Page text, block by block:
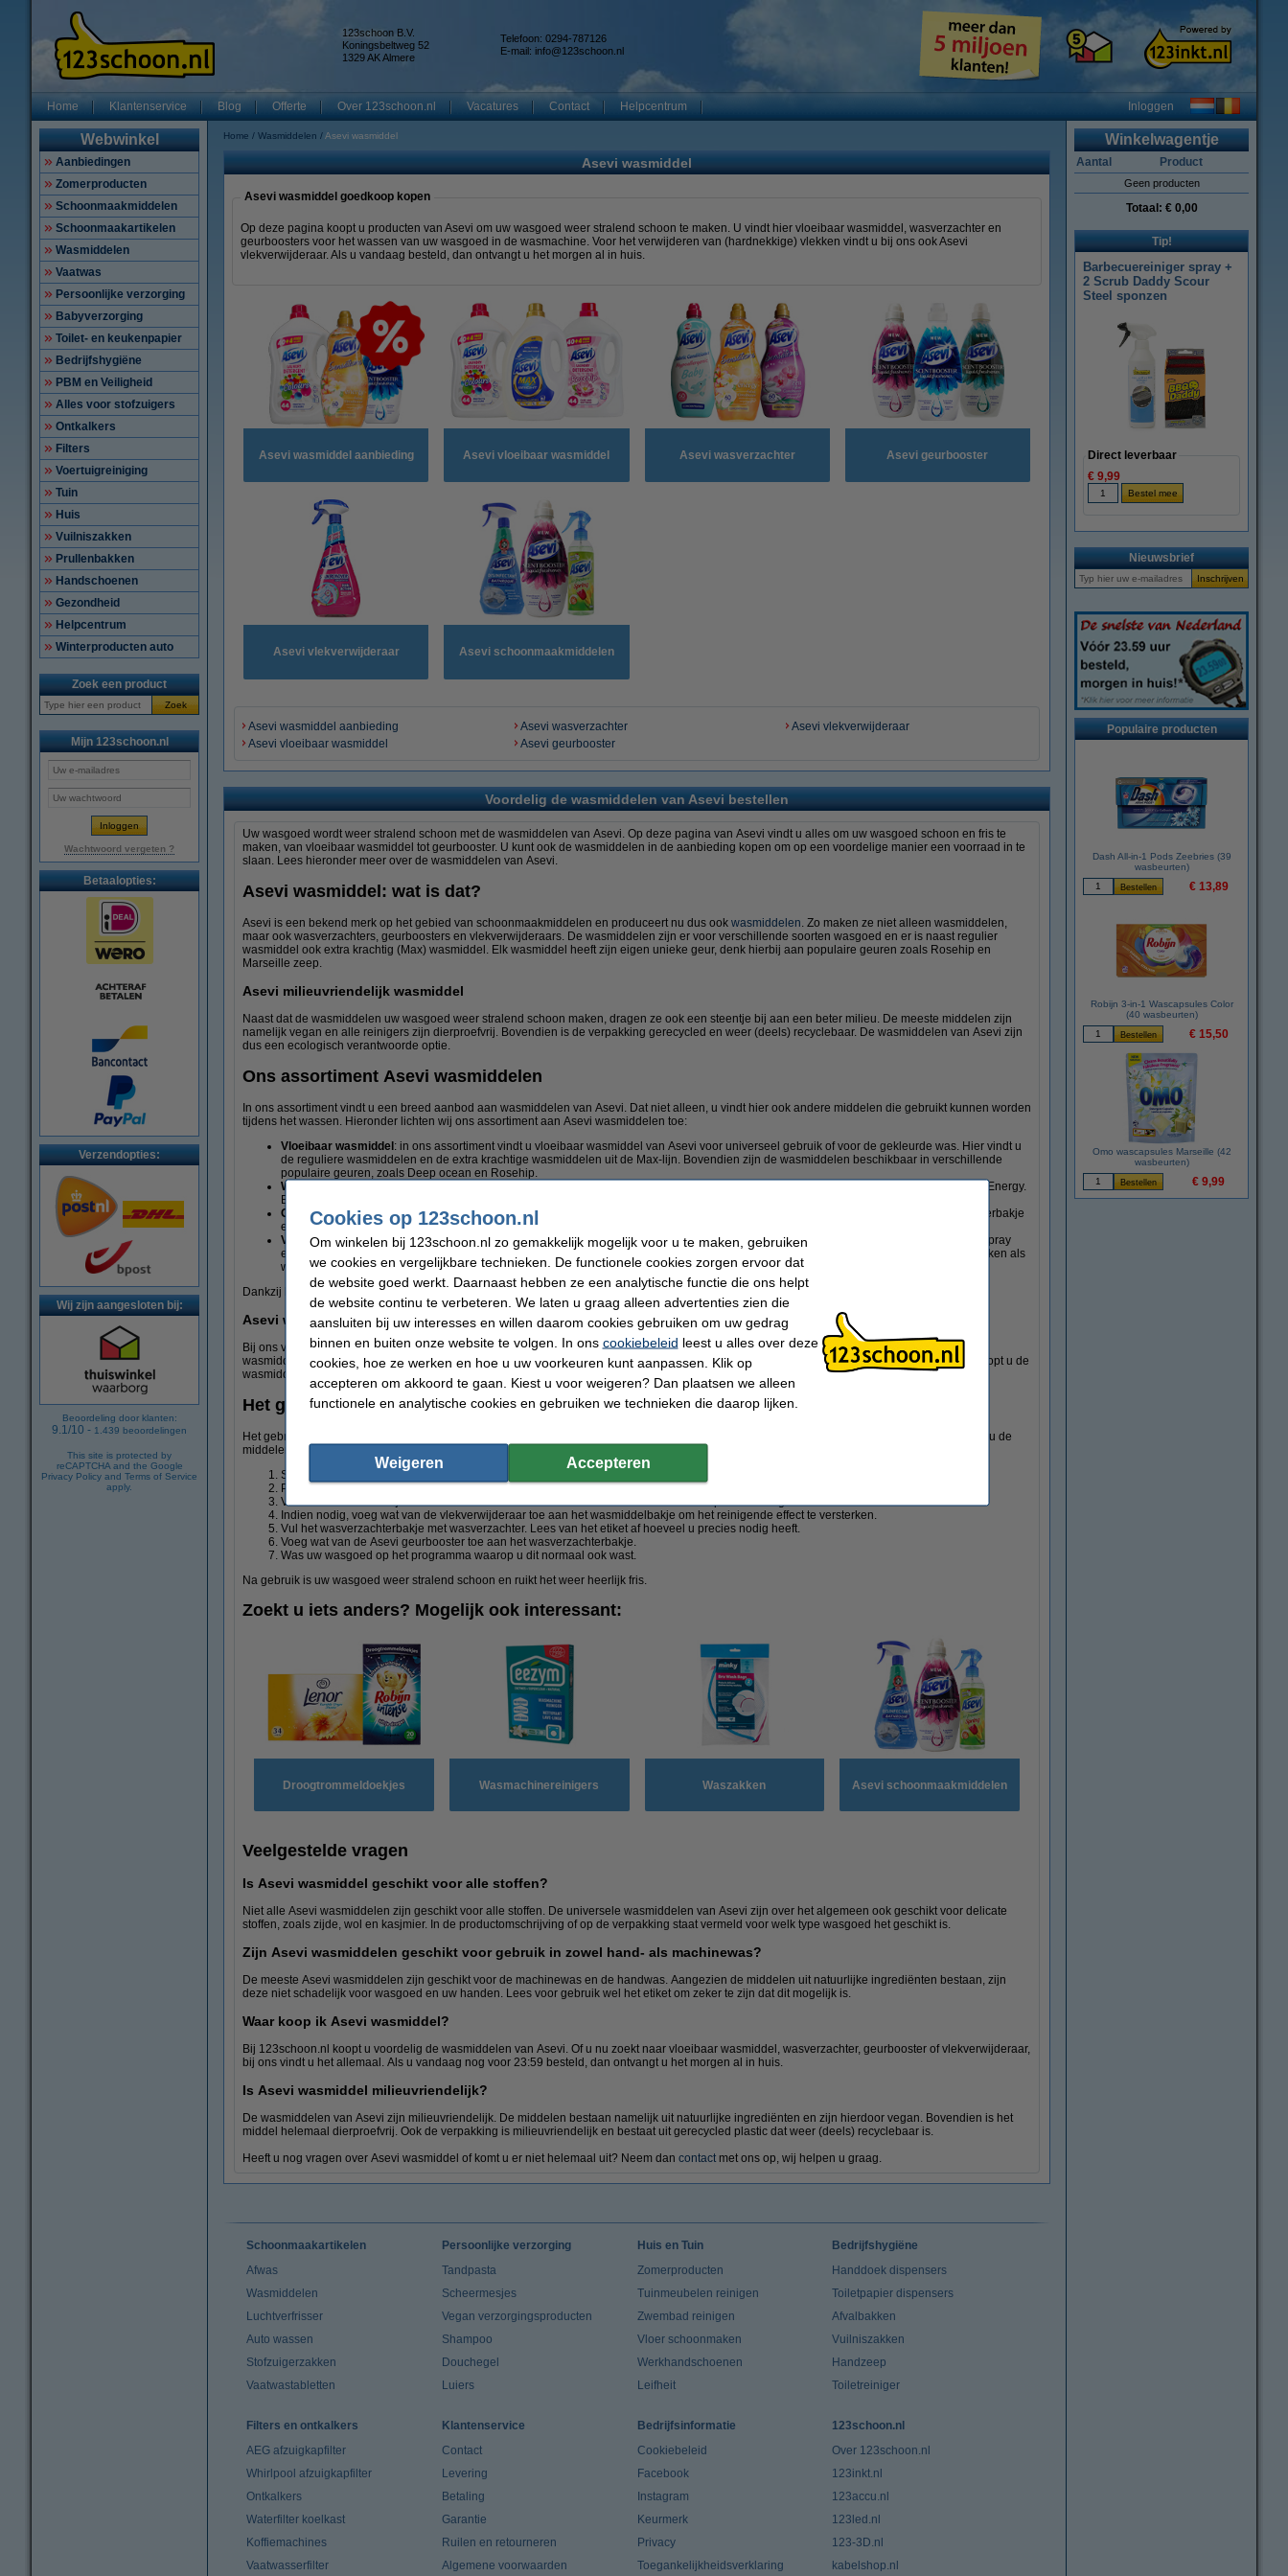
123schoon B.V.
Koningsbeltweg 52
1329 AK Almere
Telefoon: 0294-787126
E-mail: info@123schoon.nl
Home Klantenservice Blog Offerte Over 123schoon.nl Vacatures Contact Helpcentrum Inloggen
Webwinkel
Aanbiedingen
Zomerproducten
Schoonmaakmiddelen
Schoonmaakartikelen
Wasmiddelen
Vaatwas
Persoonlijke verzorging
Babyverzorging
Toilet- en keukenpapier
Bedrijfshygiëne
PBM en Veiligheid
Alles voor stofzuigers
Ontkalkers
Filters
Voertuigreiniging
Tuin
Huis
Vuilniszakken
Prullenbakken
Handschoenen
Gezondheid
Helpcentrum
Winterproducten auto
Zoek een product
Zoek
Mijn 123schoon.nl
Wachtwoord vergeten ?
Betaalopties:
Verzendopties:
Wij zijn aangesloten bij:
Beoordeling door klanten:
9.1/10 - 1.439 beoordelingen
This site is protected by
reCAPTCHA and the Google
Privacy Policy and Terms of Service
apply.
Home Wasmiddelen Asevi wasmiddel
Asevi wasmiddel
Asevi wasmiddel goedkoop kopen
Op deze pagina koopt u producten van Asevi om uw wasgoed weer stralend schoon te maken. U vindt hier vloeibaar wasmiddel, wasverzachter en
geurboosters voor het wassen van uw wasgoed in de wasmachine. Voor het verwijderen van (hardnekkige) vlekken vindt u bij ons ook Asevi
vlekverwijderaar. Als u vandaag besteld, dan ontvangt u het morgen al in huis.
Asevi wasmiddel aanbieding Asevi vloeibaar wasmiddel Asevi wasverzachter Asevi geurbooster
Asevi vlekverwijderaar Asevi schoonmaakmiddelen
Asevi wasmiddel aanbieding
Asevi vloeibaar wasmiddel
Asevi wasverzachter
Asevi geurbooster
Asevi vlekverwijderaar
Voordelig de wasmiddelen van Asevi bestellen
Uw wasgoed wordt weer stralend schoon met de wasmiddelen van Asevi. Op deze pagina van Asevi vindt u alles om uw wasgoed schoon en fris te
maken, van vloeibaar wasmiddel tot geurbooster. U kunt ook de wasmiddelen in de aanbieding kopen om op een voordelige manier een voorraad in te
slaan. Lees hieronder meer over de wasmiddelen van Asevi.
Asevi wasmiddel: wat is dat?
Asevi is een bekend merk op het gebied van schoonmaakmiddelen en produceert nu dus ook wasmiddelen . Zo maken ze niet alleen wasmiddelen,
maar ook wasverzachters, geurboosters en vlekverwijderaars. De wasmiddelen zijn er voor verschillende soorten wasgoed en er is naast regulier
wasmiddel ook extra krachtig (Max) wasmiddel. Elk wasmiddel heeft zijn eigen unieke geur, denk hierbij aan populaire geuren zoals Rosehip en
Marseille zeep.
Asevi milieuvriendelijk wasmiddel
Naast dat de wasmiddelen uw wasgoed weer stralend schoon maken, dragen ze ook een steentje bij aan een beter milieu. De meeste middelen zijn
namelijk vegan en alle reinigers zijn dierproefvrij. Bovendien is de verpakking gerecycled en weer (deels) recyclebaar. De wasmiddelen van Asevi zijn
dus een ecologisch verantwoorde optie.
Ons assortiment Asevi wasmiddelen
In ons assortiment vindt u een breed aanbod aan wasmiddelen van Asevi. Dat niet alleen, u vindt hier ook andere middelen die gebruikt kunnen worden
tijdens het wassen. Hieronder lichten wij ons assortiment aan Asevi wasmiddelen toe:
Vloeibaar wasmiddel: in ons assortiment vindt u vloeibaar wasmiddel van Asevi voor universeel gebruik of voor de gekleurde was. Hier vindt u
de reguliere wasmiddelen en de extra krachtige wasmiddelen uit de Max-lijn. Bovendien zijn de wasmiddelen beschikbaar in verschillende
populaire geuren, zoals Deep ocean en Rosehip.
Wasverzachter:
uw wasgoed voelt weer zijdezacht aan dankzij de wasverzachter van Avesi. U vindt hier heerlijke geuren zoals Zen en Energy.
Bovendien heeft Avesi ook hypoallergene wasverzachter, ideaal voor het wasgoed van uw kleintje.
Geurbooster:laat uw wasgoed weer heerlijk ruiken met de vloeibare geurbooster van Asevi. Deze plaatst u gewoon in het wasverzachterbakje
en u geniet langdurig van heerlijk ruikend wasgoed. Bovendien zijn de geurboosters hypoallergeen en dermatologisch getest.
Vlekverwijderaar:hardnekkige vlekken, zoals olie, bloed of vet verwijdert u eenvoudig uit uw wasgoed met de vlekverwijderaar spray. Spray
een beetje op het vervuilde oppervlak en laat het vervolgens meedraaien met het normale wasprogramma. U kunt het middel ook gebruiken als
wasmiddel versterker.
Dankzij het ruime aanbod zit er gegarandeerd een wasmiddel product tussen die perfect aansluit bij uw was behoeftes.
Asevi wasmiddelen in de aanbieding
Bij ons vindt u ook de wasmiddelen van Asevi in de aanbieding. Dankzij deze aanbiedingen koopt u in één keer vijf tot tien flessen vloeibaar
wasmiddel, wasverzachter of geurbooster. Op deze aankoop krijgt u meer korting dan als u de wasmiddelen los zou kopen. In de aanbieding koopt u de
wasmiddelen dus nog voordeliger. Ideaal als u genoeg wilt hebben van uw favoriete wasmiddel of graag een voorraadje bijhoudt.
Het gebruiken van de wasmiddelen van Asevi
Het gebruiken van de wasmiddelen van Asevi is zeer eenvoudig. U kunt de middelen van Asevi als volgt samen gebruiken, maar natuurlijk kunt u de
middelen ook los van elkaar gebruiken.
Spray hardnekkige vlekken (bloed, olie, vet, make-up) met de Asevi vlekverwijderaar.
Plaats al uw wasgoed in de wasmachine.
Vul het wasmiddelbakje met wasmiddel van Asevi. Lees van het etiket af hoeveel u precies nodig heeft.
Indien nodig, voeg wat van de vlekverwijderaar toe aan het wasmiddelbakje om het reinigende effect te versterken.
Vul het wasverzachterbakje met wasverzachter. Lees van het etiket af hoeveel u precies nodig heeft.
Voeg wat van de Asevi geurbooster toe aan het wasverzachterbakje.
Was uw wasgoed op het programma waarop u dit normaal ook wast.
Na gebruik is uw wasgoed weer stralend schoon en ruikt het weer heerlijk fris.
Zoekt u iets anders? Mogelijk ook interessant:
Droogtrommeldoekjes Wasmachinereinigers Waszakken Asevi schoonmaakmiddelen
Veelgestelde vragen
Is Asevi wasmiddel geschikt voor alle stoffen?
Niet alle Asevi wasmiddelen zijn geschikt voor alle stoffen. De universele wasmiddelen van Asevi zijn over het algemeen ook geschikt voor delicate
stoffen, zoals zijde, wol en kasjmier. In de productomschrijving of op de verpakking staat vermeld voor welk type wasgoed het geschikt is.
Zijn Asevi wasmiddelen geschikt voor gebruik in zowel hand- als machinewas?
De meeste Asevi wasmiddelen zijn geschikt voor de machinewas en de handwas. Aangezien de middelen uit natuurlijke ingrediënten bestaan, zijn
deze niet schadelijk voor wasgoed en uw handen. Lees voor gebruik wel het etiket om zeker te zijn dat dit mogelijk is.
Waar koop ik Asevi wasmiddel?
Bij 123schoon.nl koopt u voordelig de wasmiddelen van Asevi. Of u nu zoekt naar vloeibaar wasmiddel, wasverzachter, geurbooster of vlekverwijderaar,
bij ons vindt u het allemaal. Als u vandaag nog voor 23:59 besteld, dan ontvangt u het morgen al in huis.
Is Asevi wasmiddel milieuvriendelijk?
De wasmiddelen van Asevi zijn milieuvriendelijk. De middelen bestaan namelijk uit natuurlijke ingrediënten en zijn hierdoor vegan. Bovendien is het
middel helemaal dierproefvrij. Ook de verpakking is milieuvriendelijk en bestaat uit gerecycled plastic dat weer (deels) recyclebaar is.
Heeft u nog vragen over Asevi wasmiddel of komt u er niet helemaal uit? Neem dan contact met ons op, wij helpen u graag.
Winkelwagentje
Aantal Product
Geen producten
Totaal: € 0,00
Tip!
Barbecuereiniger spray +
2 Scrub Daddy Scour
Steel sponzen
Direct leverbaar
€ 9,99
Nieuwsbrief
Populaire producten
Dash All-in-1 Pods Zeebries (39
wasbeurten)
€ 13,89
Robijn 3-in-1 Wascapsules Color
(40 wasbeurten)
€ 15,50
Omo wascapsules Marseille (42
wasbeurten)
€ 9,99
Schoonmaakartikelen
Afwas
Wasmiddelen
Luchtverfrisser
Auto wassen
Stofzuigerzakken
Vaatwastabletten
Persoonlijke verzorging
Tandpasta
Scheermesjes
Vegan verzorgingsproducten
Shampoo
Douchegel
Luiers
Huis en Tuin
Zomerproducten
Tuinmeubelen reinigen
Zwembad reinigen
Vloer schoonmaken
Werkhandschoenen
Leifheit
Bedrijfshygiëne
Handdoek dispensers
Toiletpapier dispensers
Afvalbakken
Vuilniszakken
Handzeep
Toiletreiniger
Filters en ontkalkers
AEG afzuigkapfilter
Whirlpool afzuigkapfilter
Ontkalkers
Waterfilter koelkast
Koffiemachines
Vaatwasserfilter
Klantenservice
Contact
Levering
Betaling
Garantie
Ruilen en retourneren
Algemene voorwaarden
Bedrijfsinformatie
Cookiebeleid
Facebook
Instagram
Keurmerk
Privacy
Toegankelijkheidsverklaring
123schoon.nl
Over 123schoon.nl
123inkt.nl
123accu.nl
123led.nl
123-3D.nl
kabelshop.nl
Cookies op 123schoon.nl
Om winkelen bij 123schoon.nl zo gemakkelijk mogelijk voor u te maken, gebruiken
we cookies en vergelijkbare technieken. De functionele cookies zorgen ervoor dat
de website goed werkt. Daarnaast hebben ze een analytische functie die ons helpt
de website continu te verbeteren. We laten u graag alleen advertenties zien die
aansluiten bij uw interesses en willen daarom cookies gebruiken om uw gedrag
binnen en buiten onze website te volgen. In ons cookiebeleid leest u alles over deze
cookies, hoe ze werken en hoe u uw voorkeuren kunt aanpassen. Klik op
accepteren om akkoord te gaan. Kiest u voor weigeren? Dan plaatsen we alleen
functionele en analytische cookies en gebruiken we technieken die daarop lijken.
Weigeren Accepteren